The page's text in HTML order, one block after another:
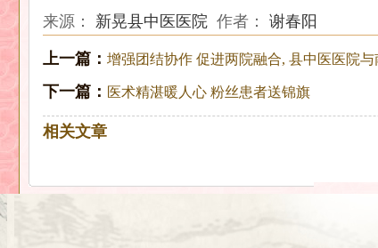
来源： 新晃县中医医院 作者： 谢春阳
上一篇： 增强团结协作 促进两院融合, 县中医医院
下一篇： 医术精湛暖人心 粉丝患者送锦旗
相关文章